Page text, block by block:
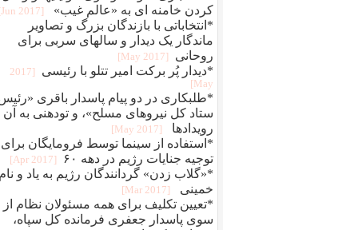
کردن خامنه ای به «عالم غیب»‏
[2017 Jun]
*انتخاباتی با بازندگان بزرگ و تصاویر
ماندگار یک دیدار و سالهای سربی برای
روحانی
[2017 May]
*دیدار پُر برکت امیر تتلو با رئیسی
[2017
May]
*طلبکاری در دو پیام پاسدار باقری
ستاد کل نیروهای مسلح»، و تودهنی به آن
رویدادها
[2017 May]
*استفاده از سینما توسط فرومایگان برای
توجیه جنایات رژیم در دهه ۶۰
[2017 Apr]
*‏«گلاب زدن» گردانندگان رژیم به یاد و
خمینی
[2017 Mar]
*تعیین تکلیف برای همه مسئولان نظام از
سوی پاسدار جعفری فرمانده کل سپاه،